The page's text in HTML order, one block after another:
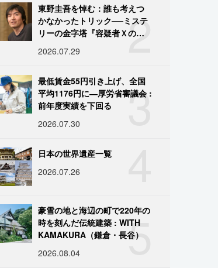
2
東野圭吾を悼む：誰も考えつ
かなかったトリック──ミステ
リーの金字塔『容疑者Ｘの献
2026.07.29
3
最低賃金55円引き上げ、全国
平均1176円に―厚労省審議会 :
前年度実績を下回る
2026.07.30
日本の世界遺産一覧
2026.07.26
5
豪雪の地と海辺の町で220年の
時を刻んだ伝統建築 : WITH
KAMAKURA（鎌倉・長谷）
2026.08.04